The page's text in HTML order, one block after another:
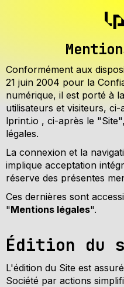
Conformément aux
21 juin 2004 pour la
numérique, il est porté à
utilisateurs et visiteurs,
lprint.io , ci-après le
légales.
La connexion et la
implique acceptation
réserve des présentes
Ces dernières sont
"Mentions légales".
Édition du
L'édition du Site est
Société par actions